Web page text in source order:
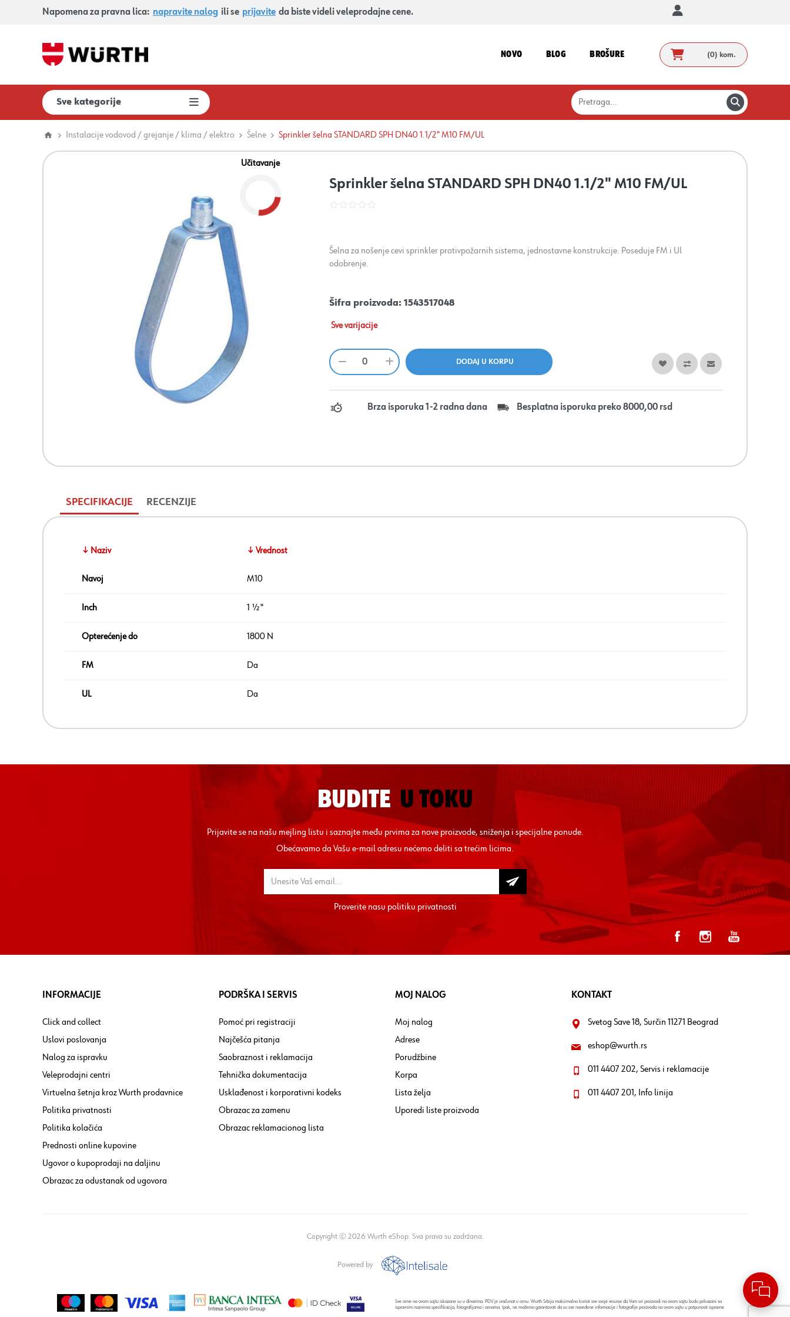
Napomena za pravna lica: napravite nalog ili se prijavite da biste videli veleprodajne cene.
NOVO BLOG BROŠURE (0) kom.
Sve kategorije
Instalacije vodovod / grejanje / klima / elektro Šelne Sprinkler šelna STANDARD SPH DN40 1.1/2" M10 FM/UL
Učitavanje
Sprinkler šelna STANDARD SPH DN40 1.1/2" M10 FM/UL
Šelna za nošenje cevi sprinkler protivpožarnih sistema, jednostavne konstrukcije. Poseduje FM i Ul
odobrenje.
Šifra proizvoda: 1543517048
Sve varijacije
Brza isporuka 1-2 radna dana Besplatna isporuka preko 8000,00 rsd
SPECIFIKACIJE RECENZIJE
↓ Naziv ↓ Vrednost
Navoj M10
Inch 1 ½"
Opterećenje do 1800 N
FM Da
UL Da
BUDITE U TOKU
Prijavite se na našu mejling listu i saznajte među prvima za nove proizvode, sniženja i specijalne ponude.
Obećavamo da Vašu e-mail adresu nećemo deliti sa trećim licima.
Proverite nasupolitiku privatnosti
INFORMACIJE
Click and collect
Uslovi poslovanja
Nalog za ispravku
Veleprodajni centri
Virtuelna šetnja kroz Wurth prodavnice
Politika privatnosti
Politika kolačića
Prednosti online kupovine
Ugovor o kupoprodaji na daljinu
Obrazac za odustanak od ugovora
PODRŠKA I SERVIS
Pomoć pri registraciji
Najčešća pitanja
Saobraznost i reklamacija
Tehnička dokumentacija
Usklađenost i korporativni kodeks
Obrazac za zamenu
Obrazac reklamacionog lista
MOJ NALOG
Moj nalog
Adrese
Porudžbine
Korpa
Lista želja
Uporedi liste proizvoda
KONTAKT
Svetog Save 18, Surčin 11271 Beograd
eshop@wurth.rs
011 4407 202, Servis i reklamacije
011 4407 201, Info linija
Copyright © 2026 Wurth eShop. Sva prava su zadržana.
Powered by
Sve cene na ovom sajtu iskazane su u dinarima. PDV je uračunat u cenu. Wurth Srbija maksimalno koristi sve svoje resurse da Vam svi proizvodi na ovom sajtu budu prikazani sa
ispravnim nazivima specifikacija, fotografijama i cenama. Ipak, ne možemo garantovati da su sve navedene informacije i fotografije proizvoda na ovom sajtu u potpunosti ispravne